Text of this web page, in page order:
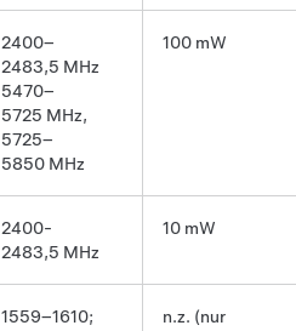
2400–
2483,5 MHz
5470–
5725 MHz,
5725–
5850 MHz
100 mW
2400-
2483,5 MHz
10 mW
1559–1610;
n.z. (nur